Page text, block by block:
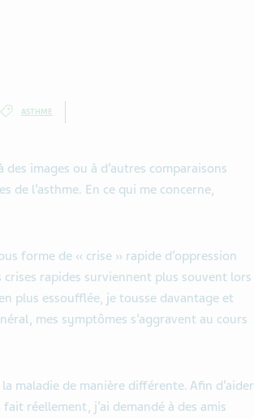
ASTHME
images ou à d’autres comparaisons
de l’asthme. En ce qui me concerne,
forme de « crise » rapide d’oppression
rapides surviennent plus souvent lors
plus essoufflée, je tousse davantage et
mes symptômes s’aggravent au cours
maladie de manière différente. Afin d’aider
réellement, j’ai demandé à des amis